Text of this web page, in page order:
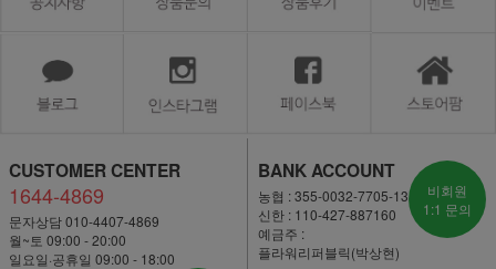
CUSTOMER CENTER
1644-4869
문자상담 010-4407-4869
월~토 09:00 - 20:00
일요일·공휴일 09:00 - 18:00
BANK ACCOUNT
농협 : 355-0032-7705-13
신한 : 110-427-887160
예금주 :
플라워리퍼블릭(박상현)
비회원
1:1 문의